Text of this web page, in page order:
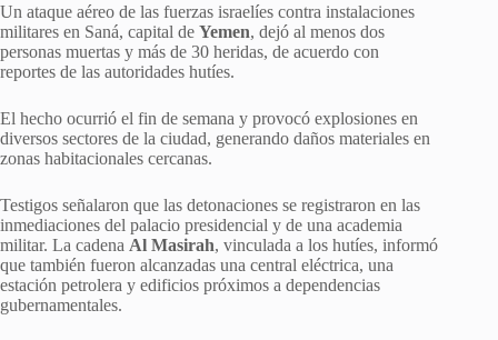
Un ataque aéreo de las fuerzas israelíes contra instalaciones
militares en Saná, capital de Yemen, dejó al menos dos
personas muertas y más de 30 heridas, de acuerdo con
reportes de las autoridades hutíes.
El hecho ocurrió el fin de semana y provocó explosiones en
diversos sectores de la ciudad, generando daños materiales en
zonas habitacionales cercanas.
Testigos señalaron que las detonaciones se registraron en las
inmediaciones del palacio presidencial y de una academia
militar. La cadena Al Masirah, vinculada a los hutíes, informó
que también fueron alcanzadas una central eléctrica, una
estación petrolera y edificios próximos a dependencias
gubernamentales.